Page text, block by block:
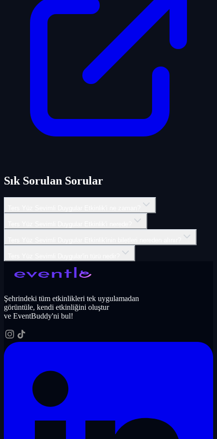
Sık Sorulan Sorular
Şehrindeki tüm etkinlikleri tek uygulamadan
görüntüle, kendi etkinliğini oluştur
ve EventBuddy'ni bul!